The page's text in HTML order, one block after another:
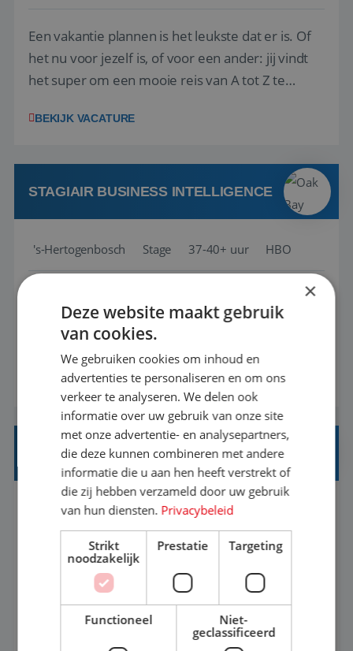
Een vakantie plannen is het leukste dat er is. Of
het nu voor jezelf is, of voor een ander: jij vindt
het super om een mooie reis van A tot Z te
vakantiegangers de meest prachtige plekjes op
werken: of het nu gaat om vragen ...
BEKIJK VACATURE
STAGIAIR BUSINESS INTELLIGENCE
's-Hertogenbosch Stage 37-40+ uur HBO
informatiebehoefte van verschillende interne
afdelingen specificeren. Aan de hand van deze
informatiebehoefte ga je BI-producten zoals
adviezen, rapportages en dashboards
ontwikkelen, aanpassen en leveren. Deze
producten ontwikkel je door middel van de data
uit ons datawa...
BEKIJK VACATURE
INKOPER VAKANTIES
Nijmegen Baan 33-36 uur MBO
Jij vindt de mooiste plekjes ter wereld en geeft
eenoudergezinnen én singles de meest
onvergetelijke vakanties van hun leven, hoe gaaf
is dat? Ben jij de commerciële professional die
×
Deze website maakt gebruik
van cookies.
We gebruiken cookies om inhoud en
advertenties te personaliseren en om ons
verkeer te analyseren. We delen ook
informatie over uw gebruik van onze site
met onze advertentie- en analysepartners,
die deze kunnen combineren met andere
informatie die u aan hen heeft verstrekt of
die zij hebben verzameld door uw gebruik
van hun diensten. Privacybeleid
Strikt
noodzakelijk
Prestatie Targeting
Functioneel
Niet-
geclassificeerd